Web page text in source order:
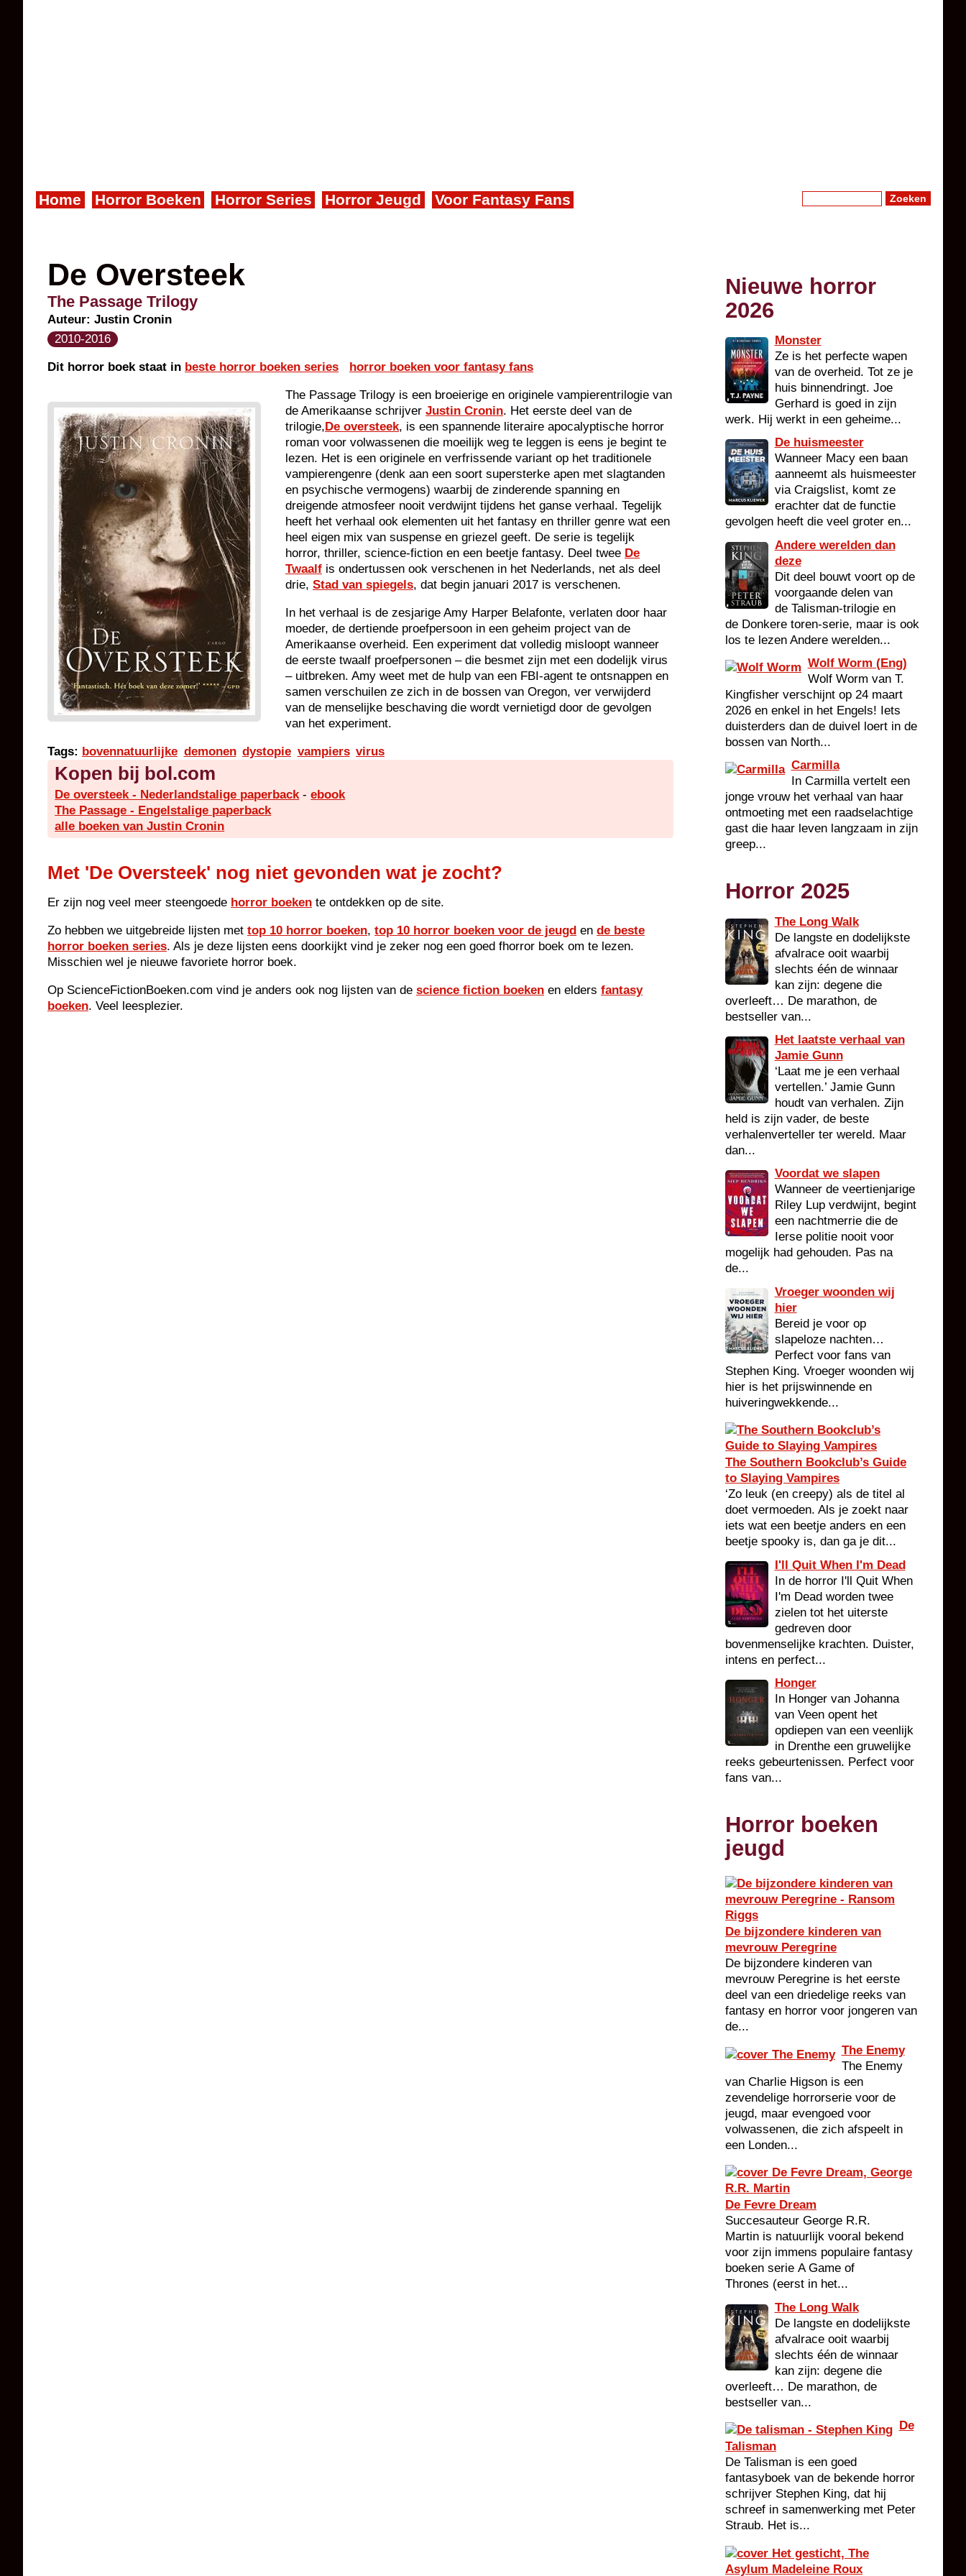
Home Horror Boeken Horror Series Horror Jeugd Voor Fantasy Fans
De Oversteek
The Passage Trilogy
Auteur: Justin Cronin
2010-2016
Dit horror boek staat in beste horror boeken series horror boeken voor fantasy fans
The Passage Trilogy is een broeierige en originele vampierentrilogie van
de Amerikaanse schrijver Justin Cronin. Het eerste deel van de
trilogie,De oversteek, is een spannende literaire apocalyptische horror
roman voor volwassenen die moeilijk weg te leggen is eens je begint te
lezen. Het is een originele en verfrissende variant op het traditionele
vampierengenre (denk aan een soort supersterke apen met slagtanden
en psychische vermogens) waarbij de zinderende spanning en
dreigende atmosfeer nooit verdwijnt tijdens het ganse verhaal. Tegelijk
heeft het verhaal ook elementen uit het fantasy en thriller genre wat een
heel eigen mix van suspense en griezel geeft. De serie is tegelijk
horror, thriller, science-fiction en een beetje fantasy. Deel twee De
Twaalf is ondertussen ook verschenen in het Nederlands, net als deel
drie, Stad van spiegels, dat begin januari 2017 is verschenen.
In het verhaal is de zesjarige Amy Harper Belafonte, verlaten door haar
moeder, de dertiende proefpersoon in een geheim project van de
Amerikaanse overheid. Een experiment dat volledig misloopt wanneer
de eerste twaalf proefpersonen – die besmet zijn met een dodelijk virus
– uitbreken. Amy weet met de hulp van een FBI-agent te ontsnappen en
samen verschuilen ze zich in de bossen van Oregon, ver verwijderd
van de menselijke beschaving die wordt vernietigd door de gevolgen
van het experiment.
Tags: bovennatuurlijke demonen dystopie vampiers virus
Kopen bij bol.com
De oversteek - Nederlandstalige paperback -ebook
The Passage - Engelstalige paperback
alle boeken van Justin Cronin
Met 'De Oversteek' nog niet gevonden wat je zocht?
Er zijn nog veel meer steengoede horror boeken te ontdekken op de site.
Zo hebben we uitgebreide lijsten met top 10 horror boeken, top 10 horror boeken voor de jeugd en de beste
horror boeken series. Als je deze lijsten eens doorkijkt vind je zeker nog een goed fhorror boek om te lezen.
Misschien wel je nieuwe favoriete horror boek.
Op ScienceFictionBoeken.com vind je anders ook nog lijsten van de science fiction boeken en elders fantasy
boeken. Veel leesplezier.
Nieuwe horror
2026
Monster
Ze is het perfecte wapen
van de overheid. Tot ze je
huis binnendringt. Joe
Gerhard is goed in zijn
werk. Hij werkt in een geheime...
De huismeester
Wanneer Macy een baan
aanneemt als huismeester
via Craigslist, komt ze
erachter dat de functie
gevolgen heeft die veel groter en...
Andere werelden dan
deze
Dit deel bouwt voort op de
voorgaande delen van
de Talisman-trilogie en
de Donkere toren-serie, maar is ook
los te lezen Andere werelden...
Wolf Worm (Eng)
Wolf Worm van T.
Kingfisher verschijnt op 24 maart
2026 en enkel in het Engels! Iets
duisterders dan de duivel loert in de
bossen van North...
Carmilla
In Carmilla vertelt een
jonge vrouw het verhaal van haar
ontmoeting met een raadselachtige
gast die haar leven langzaam in zijn
greep...
Horror 2025
The Long Walk
De langste en dodelijkste
afvalrace ooit waarbij
slechts één de winnaar
kan zijn: degene die
overleeft… De marathon, de
bestseller van...
Het laatste verhaal van
Jamie Gunn
‘Laat me je een verhaal
vertellen.’ Jamie Gunn
houdt van verhalen. Zijn
held is zijn vader, de beste
verhalenverteller ter wereld. Maar
dan...
Voordat we slapen
Wanneer de veertienjarige
Riley Lup verdwijnt, begint
een nachtmerrie die de
Ierse politie nooit voor
mogelijk had gehouden. Pas na
de...
Vroeger woonden wij
hier
Bereid je voor op
slapeloze nachten…
Perfect voor fans van
Stephen King. Vroeger woonden wij
hier is het prijswinnende en
huiveringwekkende...
The Southern Bookclub’s Guide
to Slaying Vampires
‘Zo leuk (en creepy) als de titel al
doet vermoeden. Als je zoekt naar
iets wat een beetje anders en een
beetje spooky is, dan ga je dit...
I'll Quit When I'm Dead
In de horror I'll Quit When
I'm Dead worden twee
zielen tot het uiterste
gedreven door
bovenmenselijke krachten. Duister,
intens en perfect...
Honger
In Honger van Johanna
van Veen opent het
opdiepen van een veenlijk
in Drenthe een gruwelijke
reeks gebeurtenissen. Perfect voor
fans van...
Horror boeken
jeugd
De bijzondere kinderen van
mevrouw Peregrine
De bijzondere kinderen van
mevrouw Peregrine is het eerste
deel van een driedelige reeks van
fantasy en horror voor jongeren van
de...
The Enemy
The Enemy
van Charlie Higson is een
zevendelige horrorserie voor de
jeugd, maar evengoed voor
volwassenen, die zich afspeelt in
een Londen...
De Fevre Dream
Succesauteur George R.R.
Martin is natuurlijk vooral bekend
voor zijn immens populaire fantasy
boeken serie A Game of
Thrones (eerst in het...
The Long Walk
De langste en dodelijkste
afvalrace ooit waarbij
slechts één de winnaar
kan zijn: degene die
overleeft… De marathon, de
bestseller van...
De
Talisman
De Talisman is een goed
fantasyboek van de bekende horror
schrijver Stephen King, dat hij
schreef in samenwerking met Peter
Straub. Het is...